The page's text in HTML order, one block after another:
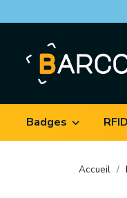
Badges RFID
Accueil